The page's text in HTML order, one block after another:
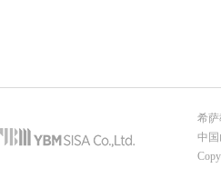
希萨
中